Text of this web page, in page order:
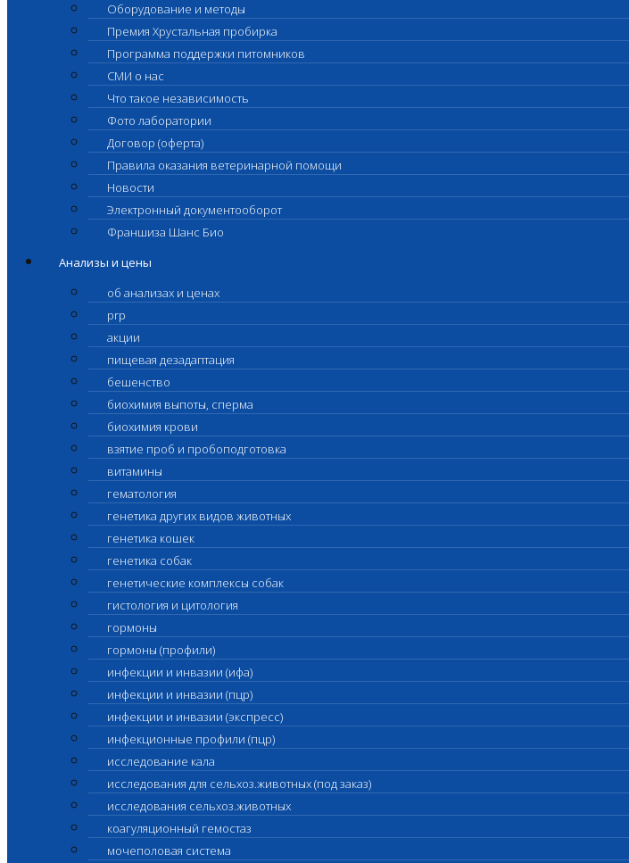
Оборудование и методы
Премия Хрустальная пробирка
Программа поддержки питомников
СМИ о нас
Что такое независимость
Фото лаборатории
Договор (оферта)
Правила оказания ветеринарной помощи
Новости
Электронный документооборот
Франшиза Шанс Био
Анализы и цены
об анализах и ценах
prp
акции
пищевая дезадаптация
бешенство
биохимия выпоты, сперма
биохимия крови
взятие проб и пробоподготовка
витамины
гематология
генетика других видов животных
генетика кошек
генетика собак
генетические комплексы собак
гистология и цитология
гормоны
гормоны (профили)
инфекции и инвазии (ифа)
инфекции и инвазии (пцр)
инфекции и инвазии (экспресс)
инфекционные профили (пцр)
исследование кала
исследования для сельхоз.животных (под заказ)
исследования сельхоз.животных
коагуляционный гемостаз
мочеполовая система